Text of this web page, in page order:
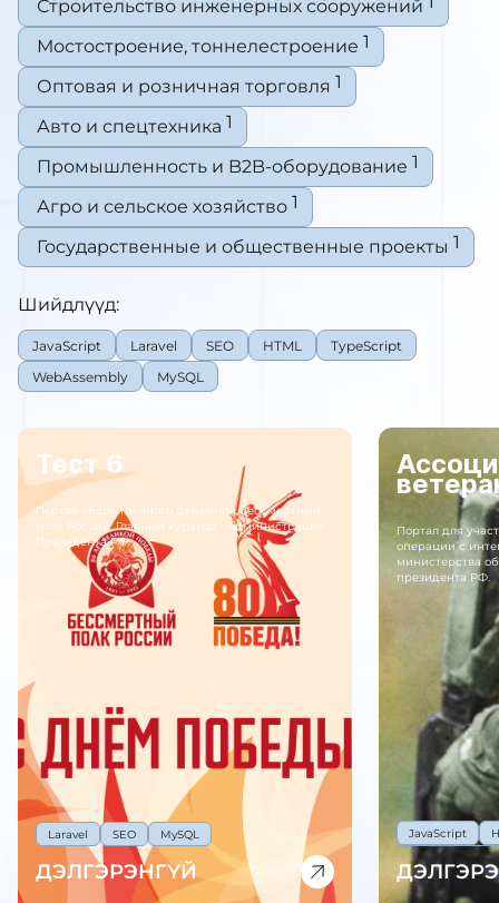
Строительство инженерных сооружений
Мостостроение, тоннелестроение 1
Оптовая и розничная торговля 1
Авто и спецтехника 1
Промышленность и B2B-оборудование 1
Агро и сельское хозяйство 1
Государственные и общественные проекты 1
Шийдлүүд:
JavaScript Laravel SEO HTML
TypeScript
WebAssembly
MySQL
Тест 6
Портал общественного движения бессмертный
полк России. Главный куратор - Администрация
Президента РФ.
Laravel SEO MySQL
ДЭЛГЭРЭНГҮЙ
Портал для
операции с
министерства
президента РФ.
JavaScript
WebAssembly